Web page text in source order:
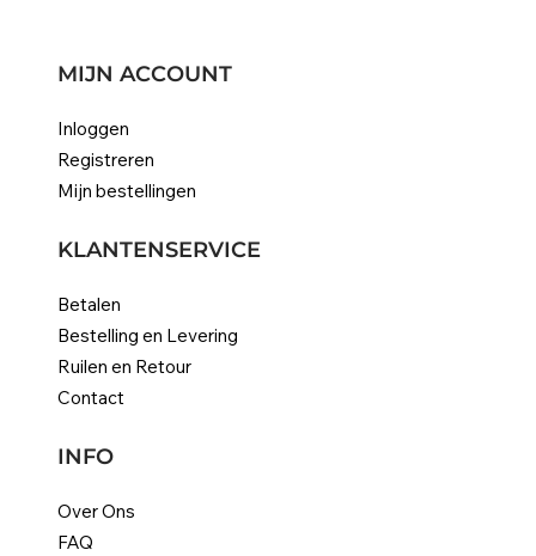
MIJN ACCOUNT
Inloggen
Registreren
Mijn bestellingen
KLANTENSERVICE
Betalen
Bestelling en Levering
Ruilen en Retour
Contact
INFO
Over Ons
FAQ